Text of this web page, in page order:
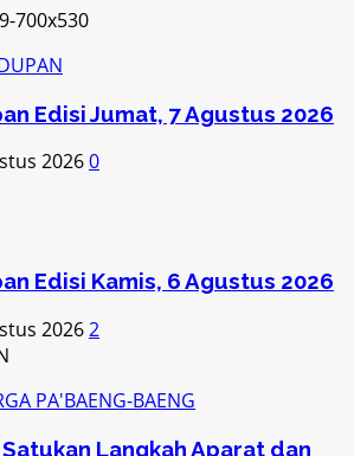
Edisi Jumat, 7 Agustus 2026
20260
Edisi Kamis, 6 Agustus 2026
20262
PA'BAENG-BAENG
Satukan Langkah Aparat dan